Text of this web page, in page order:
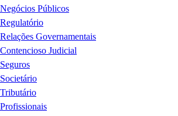
Negócios Públicos
Regulatório
Relações Governamentais
Contencioso Judicial
Seguros
Societário
Tributário
Profissionais